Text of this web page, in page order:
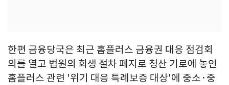
한편 금융당국은 최근 홈플러스 금융권 대응 점검회
의를 열고 법원의 회생 절차 폐지로 청산 기로에 놓인
홈플러스 관련 '위기 대응 특례보증 대상'에 중소·중